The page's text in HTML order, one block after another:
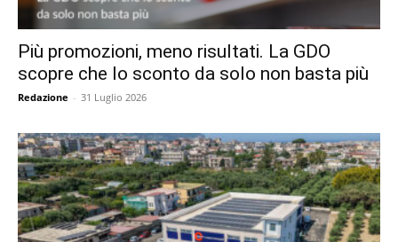
Più promozioni, meno risultati. La GDO
scopre che lo sconto da solo non basta più
Redazione - 31 Luglio 2026